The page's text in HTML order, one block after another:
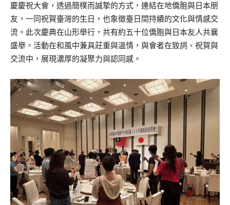
慶慶祝大會，透過簡樸而誠摯的方式，連結在地僑胞與日本朋
友，一同祝賀臺灣的生日，也象徵臺日間持續的文化與情感交
流。此次慶典在山形舉行，共有約五十位僑胞與日本友人共襄
盛舉。活動在和風中兼具莊重與溫情，與會者在致詞、祝賀與
交流中，展現濃厚的凝聚力與認同感。